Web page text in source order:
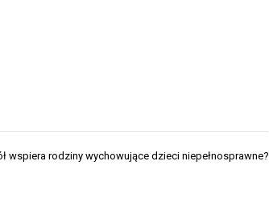
wspiera rodziny wychowujące dzieci niepełnosprawne?